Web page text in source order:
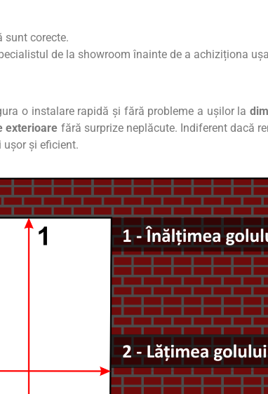
sunt corecte.
de la showroom înainte de a achiziționa
o instalare rapidă și fără probleme a ușilor la
exterioare fără surprize neplăcute. Indiferent dacă
și eficient.